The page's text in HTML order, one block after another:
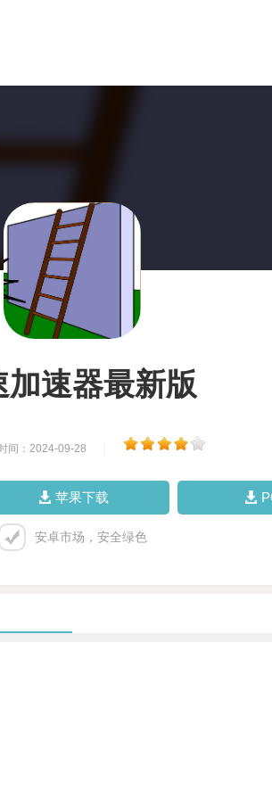
加速器最新版
间：2024-09-28
苹果下载
安卓市场，安全绿色